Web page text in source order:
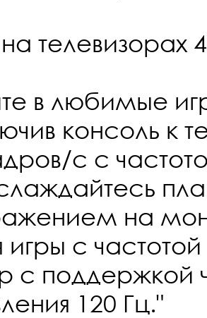
телевизорах
в любимые
консоль к
с с
на
с
с поддержкой
120 Гц."